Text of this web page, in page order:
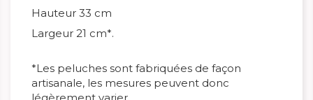
Hauteur 33 cm
Largeur 21 cm*.
*Les peluches sont fabriquées de façon
artisanale, les mesures peuvent donc